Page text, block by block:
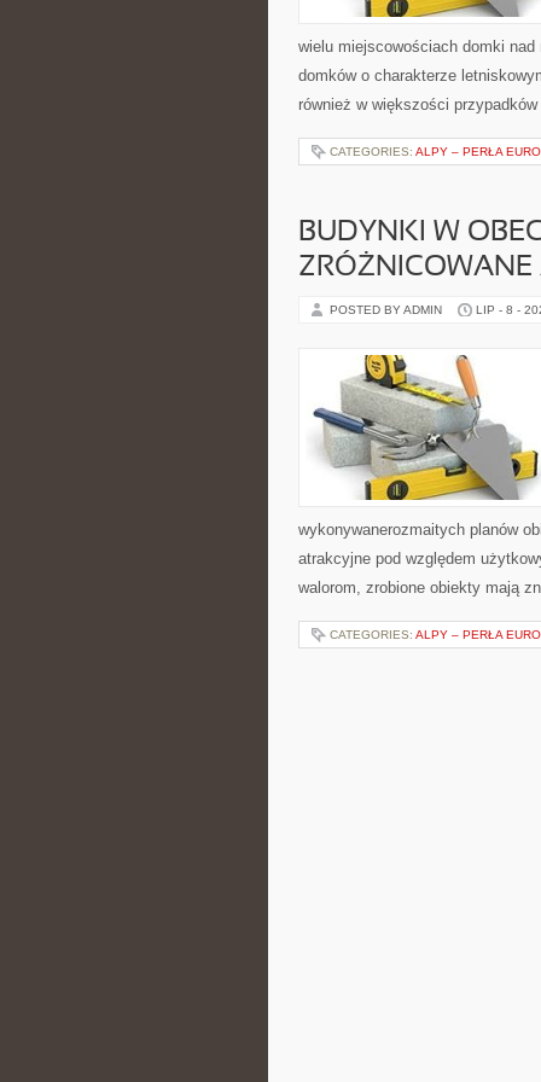
wielu miejscowościach domki
domków o charakterze
również w większości
CATEGORIES: ALPY – PERŁA
BUDYNKI W
ZRÓŻNICOWANE
POSTED BY ADMIN LIP - 8 -
wykonywanerozmaitych planów
atrakcyjne pod względem
walorom, zrobione obiekty mają
CATEGORIES: ALPY – PERŁA